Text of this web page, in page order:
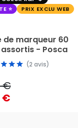
PRIX EXCLU WEB
de marqueur 60
- Posca
(2 avis)
€
€
€
€
AU PANIER